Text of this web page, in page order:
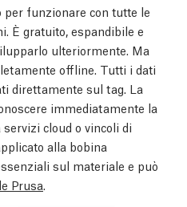
per funzionare con tutte le
È gratuito, espandibile e
ulteriormente. Ma
offline. Tutti i dati
direttamente sul tag. La
immediatamente la
cloud o vincoli di
alla bobina
sul materiale e può
Prusa.